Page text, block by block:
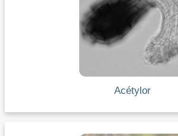
Acétylor